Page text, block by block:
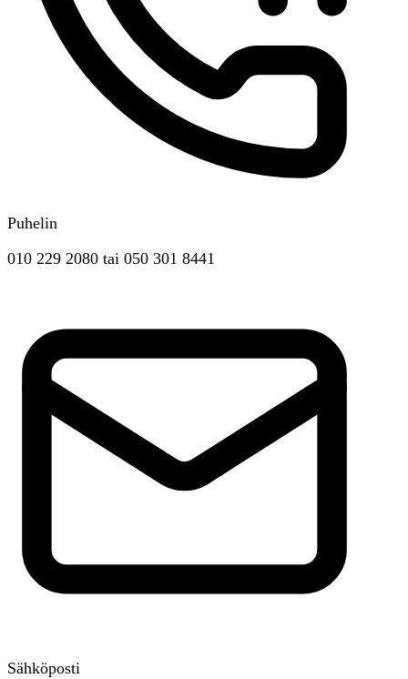
Puhelin
010 229 2080 tai 050 301 8441
Sähköposti